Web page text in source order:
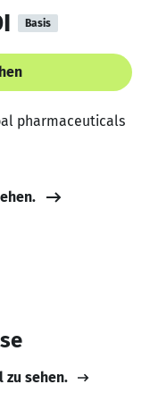
Basis
pharmaceuticals
zu sehen.